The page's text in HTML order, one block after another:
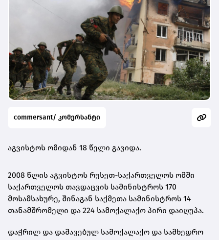
commersant/ კომერსანტი
აგვისტოს ომიდან 18 წელი გავიდა.
2008 წლის აგვისტოს რუსეთ-საქართველოს ომში
საქართველოს თავდაცვის სამინისტროს 170
მოსამსახურე, შინაგან საქმეთა სამინისტროს 14
თანამშრომელი და 224 სამოქალაქო პირი დაიღუპა.
დაჭრილ და დაშავებულ სამოქალაქო და სამხედრო